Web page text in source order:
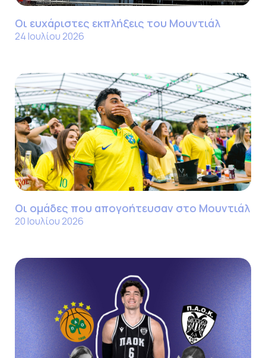
Οι ευχάριστες εκπλήξεις του Μουντιάλ
24 Ιουλίου 2026
Οι ομάδες που απογοήτευσαν στο Μουντιάλ
20 Ιουλίου 2026